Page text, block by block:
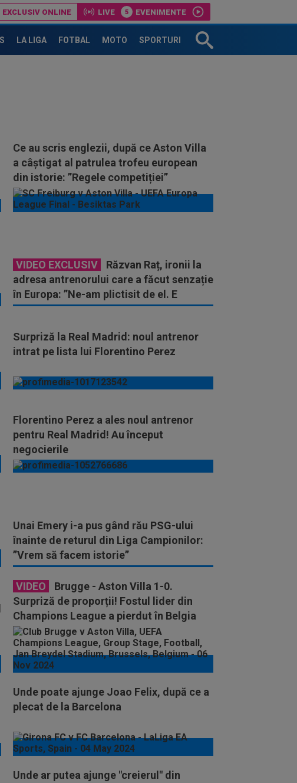
EXCLUSIV ONLINE LIVE EVENIMENTE
LA LIGA FOTBAL MOTO SPORTURI
Ce au scris englezii, după ce Aston Villa
a câștigat al patrulea trofeu european
din istorie: ”Regele competiției”
VIDEO EXCLUSIV
Răzvan Raț, ironii la
adresa antrenorului care a făcut senzație
în Europa: ”Ne-am plictisit de el. E
competiția lui”
Surpriză la Real Madrid: noul antrenor
intrat pe lista lui Florentino Perez
Florentino Perez a ales noul antrenor
pentru Real Madrid! Au început
negocierile
Unai Emery i-a pus gând rău PSG-ului
înainte de returul din Liga Campionilor:
”Vrem să facem istorie”
VIDEO
Brugge - Aston Villa 1-0.
Surpriză de proporții! Fostul lider din
Champions League a pierdut în Belgia
Unde poate ajunge Joao Felix, după ce a
plecat de la Barcelona
Unde ar putea ajunge "creierul" din